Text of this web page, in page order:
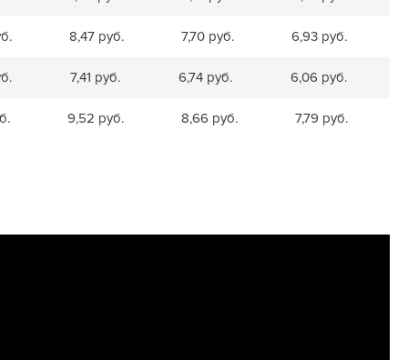
8,47 руб. 7,70 руб. 6,93 руб.
7,41 руб. 6,74 руб. 6,06 руб.
9,52 руб. 8,66 руб. 7,79 руб.